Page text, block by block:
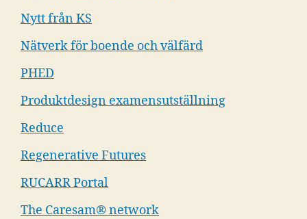
Nytt från KS
Nätverk för boende och välfärd
PHED
Produktdesign examensutställning
Reduce
Regenerative Futures
RUCARR Portal
The Caresam® network